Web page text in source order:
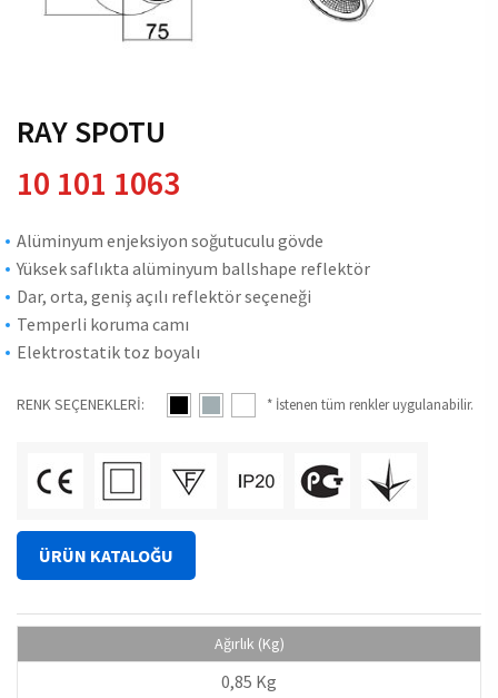
RAY SPOTU
10 101 1063
Alüminyum enjeksiyon soğutuculu gövde
Yüksek saflıkta alüminyum ballshape reflektör
Dar, orta, geniş açılı reflektör seçeneği
Temperli koruma camı
Elektrostatik toz boyalı
RENK SEÇENEKLERİ: * İstenen tüm renkler uygulanabilir.
ÜRÜN KATALOĞU
Ağırlık (Kg)
0,85 Kg